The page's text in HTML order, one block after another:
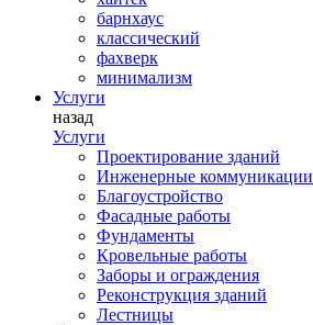
барнхаус
классический
фахверк
минимализм
Услуги
назад
Услуги
Проектирование зданий
Инженерные коммуникации
Благоустройство
Фасадные работы
Фундаменты
Кровельные работы
Заборы и ограждения
Реконструкция зданий
Лестницы